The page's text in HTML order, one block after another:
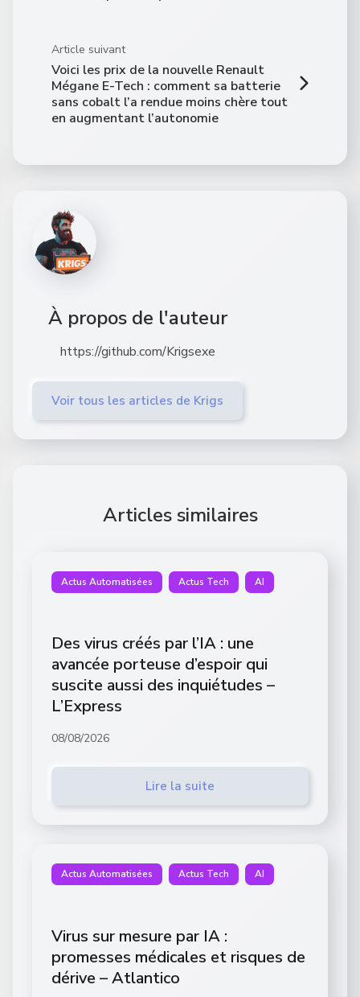
Article suivant
Voici les prix de la nouvelle Renault
Mégane E-Tech : comment sa batterie
sans cobalt l’a rendue moins chère tout
en augmentant l’autonomie
À propos de l'auteur
https://github.com/Krigsexe
Voir tous les articles de Krigs
Articles similaires
Actus Automatisées Actus Tech AI
Des virus créés par l’IA : une
avancée porteuse d’espoir qui
suscite aussi des inquiétudes –
L’Express
08/08/2026
Lire la suite
Actus Automatisées Actus Tech AI
Virus sur mesure par IA :
promesses médicales et risques de
dérive – Atlantico